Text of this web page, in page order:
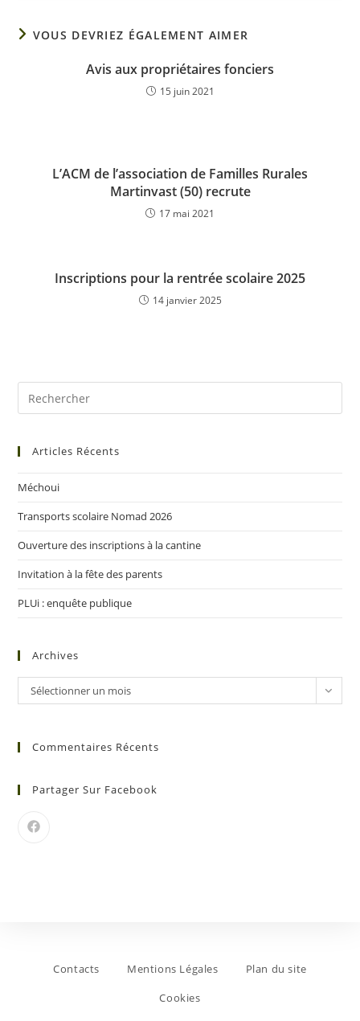
VOUS DEVRIEZ ÉGALEMENT AIMER
Avis aux propriétaires fonciers
15 juin 2021
L’ACM de l’association de Familles Rurales
Martinvast (50) recrute
17 mai 2021
Inscriptions pour la rentrée scolaire 2025
14 janvier 2025
Articles Récents
Méchoui
Transports scolaire Nomad 2026
Ouverture des inscriptions à la cantine
Invitation à la fête des parents
PLUi : enquête publique
Archives
Sélectionner un mois
Commentaires Récents
Partager Sur Facebook
Contacts Mentions Légales
Plan du site
Cookies